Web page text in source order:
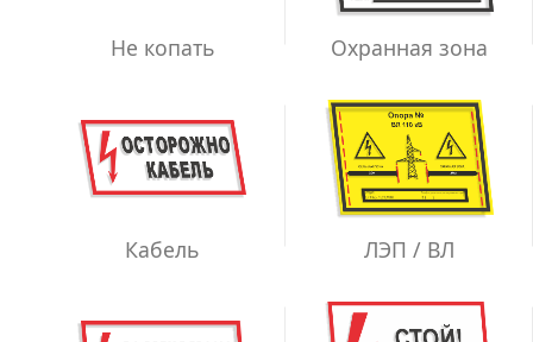
Не копать Охранная зона
Кабель ЛЭП / ВЛ